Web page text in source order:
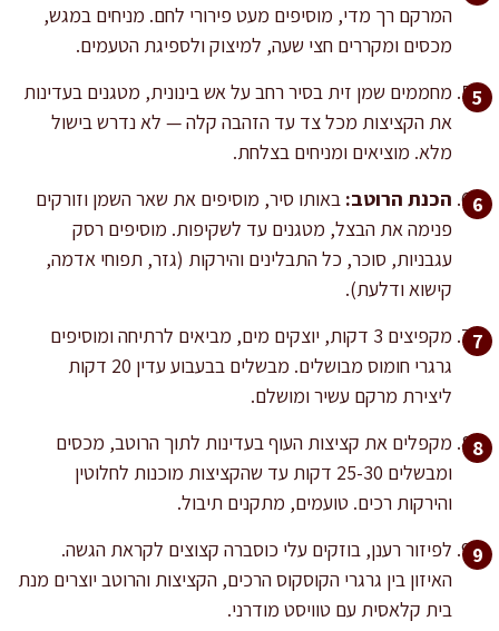
המרקם רך מדי, מוסיפים מעט פירורי לחם. מניחים במגש,
מכסים ומקררים חצי שעה, למיצוק ולספיגת הטעמים.
מחממים שמן זית בסיר רחב על אש בינונית, מטגנים בעדינות
את הקציצות מכל צד עד הזהבה קלה — לא נדרש בישול
מלא. מוציאים ומניחים בצלחת.
הכנת הרוטב: באותו סיר, מוסיפים את שאר השמן וזורקים
פנימה את הבצל, מטגנים עד לשקיפות. מוסיפים רסק
עגבניות, סוכר, כל התבלינים והירקות (גזר, תפוחי אדמה,
קישוא ודלעת).
מקפיצים 3 דקות, יוצקים מים, מביאים לרתיחה ומוסיפים
גרגרי חומוס מבושלים. מבשלים בבעבוע עדין 20 דקות
ליצירת מרקם עשיר ומושלם.
מקפלים את קציצות העוף בעדינות לתוך הרוטב, מכסים
ומבשלים 25-30 דקות עד שהקציצות מוכנות לחלוטין
והירקות רכים. טועמים, מתקנים תיבול.
לפיזור רענן, בוזקים עלי כוסברה קצוצים לקראת הגשה.
האיזון בין גרגרי הקוסקוס הרכים, הקציצות והרוטב יוצרים מנת
בית קלאסית עם טוויסט מודרני.